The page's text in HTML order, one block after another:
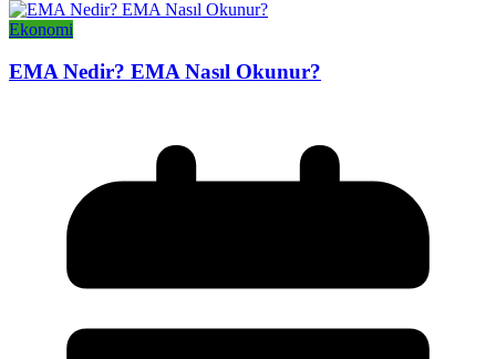
Ekonomi
EMA Nedir? EMA Nasıl Okunur?